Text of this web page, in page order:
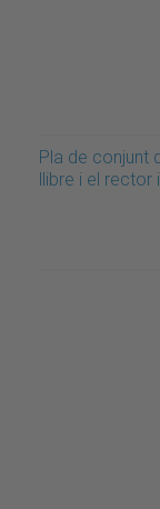
Pla de conjunt
llibre i el rector